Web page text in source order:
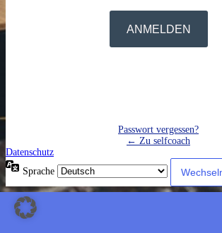
Passwort vergessen?
← Zu selfcoach
Datenschutz
Sprache